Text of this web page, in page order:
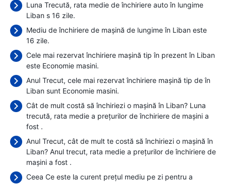
Luna Trecută, rata medie de închiriere auto în lungime
Liban s 16 zile.
Mediu de închiriere de mașină de lungime în Liban este
16 zile.
Cele mai rezervat închiriere mașină tip în prezent în Liban
este Economie masini.
Anul Trecut, cele mai rezervat închiriere mașină tip de în
Liban sunt Economie masini.
Cât de mult costă să închiriezi o mașină în Liban? Luna
trecută, rata medie a prețurilor de închiriere de mașini a
fost .
Anul Trecut, cât de mult te costă să închiriezi o mașină în
Liban? Anul trecut, rata medie a prețurilor de închiriere de
mașini a fost .
Ceea Ce este la curent prețul mediu pe zi pentru a